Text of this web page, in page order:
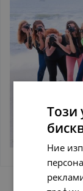
Този
Ние